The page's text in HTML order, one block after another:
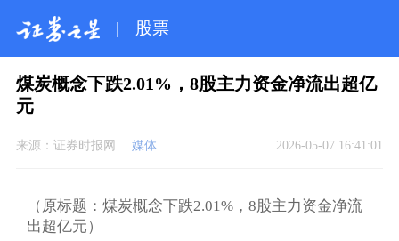
| 股票
煤炭概念下跌2.01%，8股主力资金净流出超亿
元
来源： 证券时报网 媒体 2026-05-07 16:41:01
（原标题：煤炭概念下跌2.01%，8股主力资金净流
出超亿元）